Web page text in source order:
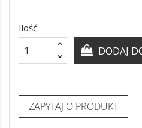
Ilość
DODAJ
ZAPYTAJ O PRODUKT